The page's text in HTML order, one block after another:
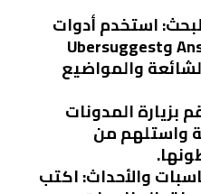
: استخدم أدوات
مثل AnswerThePublic وUbersuggest
والمواضيع
بزيارة المدونات
واستلهم من
والأحداث: اكتب